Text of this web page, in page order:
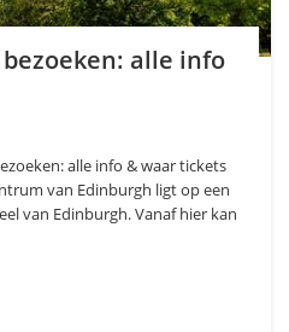
alle info
alle info & waar tickets
van Edinburgh ligt op een
van Edinburgh. Vanaf hier kan